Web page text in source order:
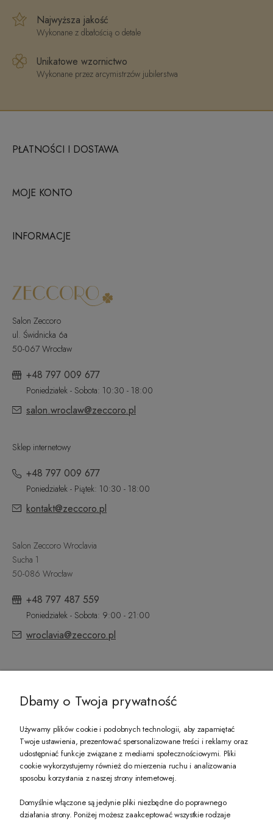
Najwyższa jakość
Wykonane z dbałością o detale
Unikatowe wzornictwo
Wykonane przez arcymistrzów jubilerstwa
PŁATNOŚCI I DOSTAWA
MOJE KONTO
INFORMACJE
Salon Zeccoro
ul. Świdnicka 6a
50-067 Wrocław
+48 797 009 677
Poniedziałek - Sobota: 10:30 - 18:00
salon.wroclaw@zeccoro.pl
Sklep internetowy
+48 797 009 677
Poniedziałek - Piątek: 10:30 - 18:00
kontakt@zeccoro.pl
Salon Zeccoro Wroclavia
Sucha 1
50-086 Wrocław
+48 797 487 559
Poniedziałek - Sobota: 9:00 - 21:00
wroclavia@zeccoro.pl
PREZENT DLA CIEBIE!
-10% na pierwsze zakupy na zeccoro.pl Gdy zapiszesz się do naszego
Dbamy o Twoja prywatność
Używamy plików cookie i podobnych technologii, aby zapamiętać
Twoje ustawienia, prezentować spersonalizowane treści i reklamy oraz
udostępniać funkcje związane z mediami społecznościowymi. Pliki
cookie wykorzystujemy również do mierzenia ruchu i analizowania
sposobu korzystania z naszej strony internetowej.
Domyślnie włączone są jedynie pliki niezbędne do poprawnego
działania strony. Poniżej możesz zaakceptować wszystkie rodzaje